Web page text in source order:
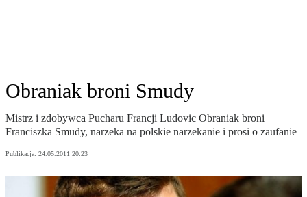
Obraniak broni Smudy
Mistrz i zdobywca Pucharu Francji Ludovic Obraniak broni
Franciszka Smudy, narzeka na polskie narzekanie i prosi o zaufanie
Publikacja: 24.05.2011 20:23